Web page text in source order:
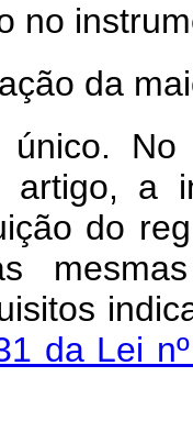
no
da
único.
artigo, a
do
da Lei